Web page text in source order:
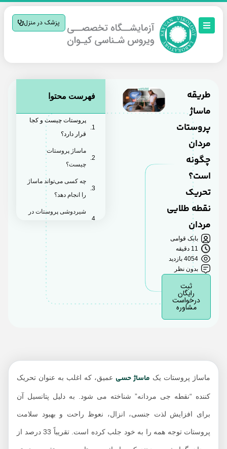
پزشک در منزل
طریقه
ماساژ
پروستات
مردان
چگونه
است؟
تحریک
نقطه طلایی
مردان
بابک قوامی
11 دقیقه
4054 بازدید
بدون نظر
رایگان
درخواست
مشاوره
فهرست محتوا
پروستات چیست و کجا
قرار دارد؟
ماساژ پروستات
چیست؟
چه کسی می‌تواند ماساژ
را انجام دهد؟
شیردوشی پروستات در
ماساژ پروستات​ آقایان
آیا رسیدن به ارگاسم از
حسی دارد؟
آیا ماساژ پروستات
ماساژ پروستات یکماساژ حسیعمیق، که اغلب به عنوان تحریک
کننده “نقطه جی مردانه” شناخته می شود. به دلیل پتانسیل آن
برای افزایش لذت جنسی، انزال، نعوظ راحت و بهبود سلامت
پروستات توجه همه را به خود جلب کرده است. تقریباً 33 درصد از